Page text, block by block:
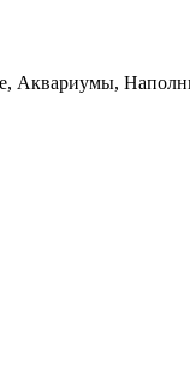
Аквариумы,